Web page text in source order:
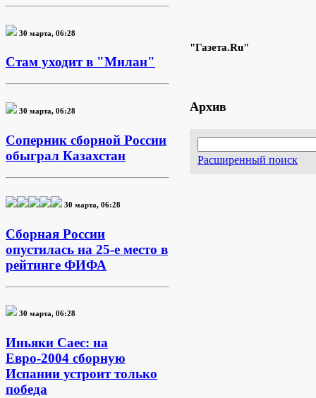
30 марта, 06:28
Стам уходит в "Милан"
30 марта, 06:28
Соперник сборной России
обыграл Казахстан
30 марта, 06:28
Сборная России
опустилась на 25-е место в
рейтинге ФИФА
30 марта, 06:28
Иньяки Саес: на
Евро-2004 сборную
Испании устроит только
победа
"Газета.Ru"
Архив
Расширенный поиск